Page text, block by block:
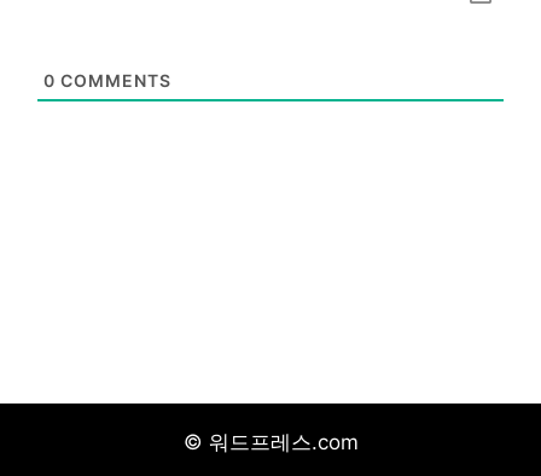
0 COMMENTS
© 워드프레스.com